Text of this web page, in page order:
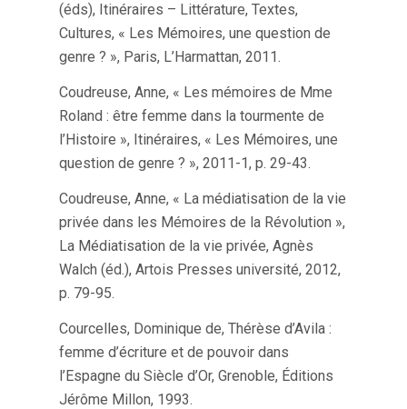
(éds), Itinéraires – Littérature, Textes,
Cultures, « Les Mémoires, une question de
genre ? », Paris, L’Harmattan, 2011.
Coudreuse, Anne, « Les mémoires de Mme
Roland : être femme dans la tourmente de
l’Histoire », Itinéraires, « Les Mémoires, une
question de genre ? », 2011-1, p. 29-43.
Coudreuse, Anne, « La médiatisation de la vie
privée dans les Mémoires de la Révolution »,
La Médiatisation de la vie privée, Agnès
Walch (éd.), Artois Presses université, 2012,
p. 79-95.
Courcelles, Dominique de, Thérèse d’Avila :
femme d’écriture et de pouvoir dans
l’Espagne du Siècle d’Or, Grenoble, Éditions
Jérôme Millon, 1993.